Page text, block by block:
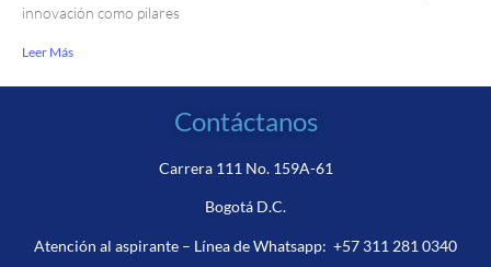
innovación como pilares
Leer Más
Contáctanos
Carrera 111 No. 159A-61
Bogotá D.C.
Atención al aspirante – Línea de Whatsapp: +57 311 281 0340